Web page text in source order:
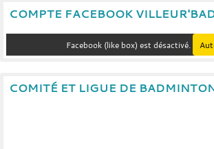
COMPTE FACEBOOK
Facebook (like box) est désactivé.
COMITÉ ET LIGUE DE